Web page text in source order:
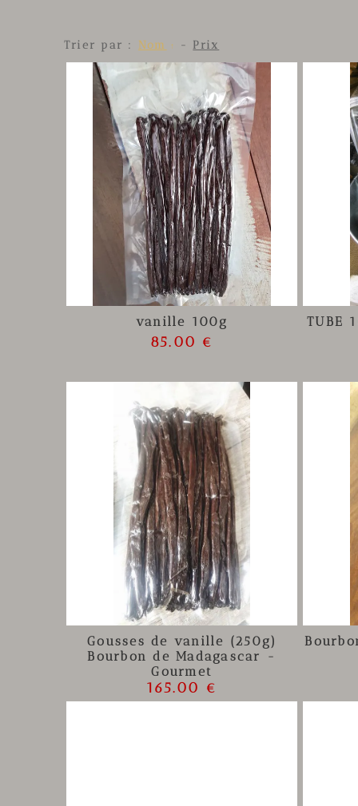
Trier par : Nom - Prix
vanille 100g
85.00 €
TUBE
Gousses de vanille (250g)
Bourbon de Madagascar -
Gourmet
165.00 €